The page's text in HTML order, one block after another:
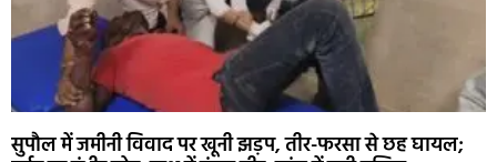
सुपौल में जमीनी विवाद पर खूनी झड़प, तीर-फरसा से छह घायल;